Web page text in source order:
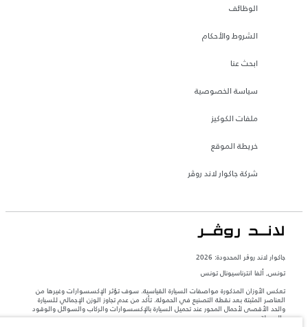
الوظائف
الشروط والأحكام
ابحث عنا
سياسة الخصوصية
ملفات الكوكيز
خريطة الموقع
شركة جاكوار لاند روڤر
جاكوار لاند روڨر المحدودة: 2026
تونس, ألفا انترناسيونال تونس
تعكس الأوزان المذكورة مواصفات السيارة القياسية. سوف تؤثر الإكسسوارات وغيرها من
العناصر المثبتة بعد نقطة التصنيع في الحمولة. تأكد من عدم تجاوز الوزن الإجمالي للسيارة
والحد الأقصى لأحمال المحور عند تحميل السيارة بالإكسسوارات والركاب والسوائل والوقود
والحمولة.